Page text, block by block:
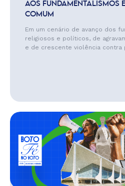
AOS FUNDAMENTALISMOS
COMUM
Em um cenário de avanço dos
religiosos e políticos, de
e de crescente violência contra